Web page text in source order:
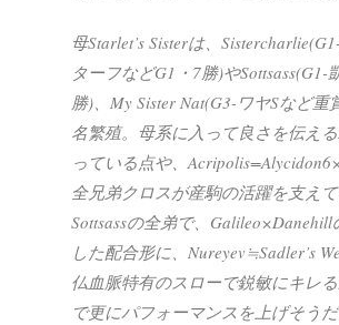
母Starlet’s Sisterは、
ターフなどG1・7勝)やSottsass(G1-
勝)、My Sister Nat(G3-ワヤSなど重
名繁殖。母系に入って良さを伝え
っている点や、
全兄弟クロスが産駒の活躍を支え
Sottsassの全弟で、
した配合形に、Nureyev≒Sadler’s
仏血脈特有のスローで鋭敏にキレ
で更にパフォーマンスを上げそうだ